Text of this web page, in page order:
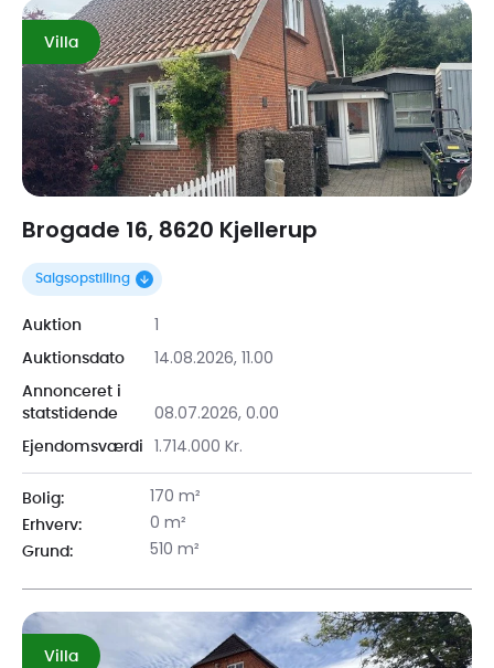
Præferencer
Statistik
Marketing
Tillad valgte
Villa
Brogade 16, 8620 Kjellerup
Salgsopstilling
Auktion 1
Auktionsdato 14.08.2026, 11.00
Annonceret i
statstidende
08.07.2026, 0.00
Ejendomsværdi 1.714.000 Kr.
Bolig: 170 m²
Erhverv: 0 m²
Grund: 510 m²
Villa